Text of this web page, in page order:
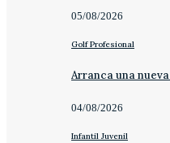
05/08/2026
Golf Profesional
Arranca una
04/08/2026
Infantil Juvenil